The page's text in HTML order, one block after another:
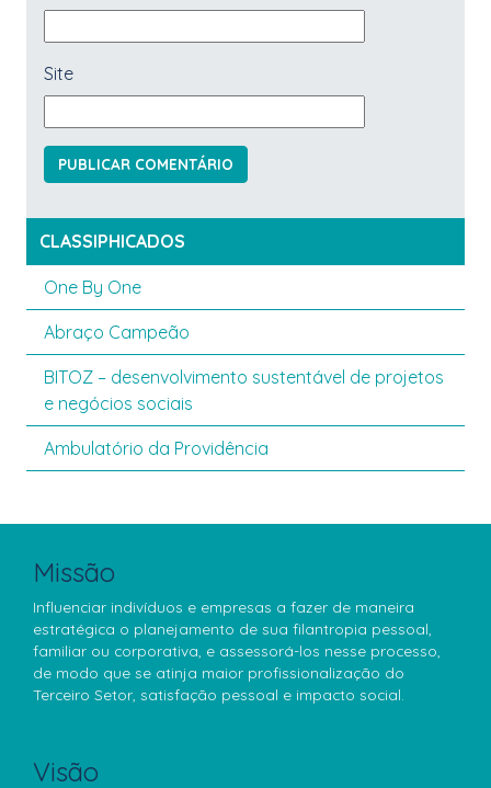
Site
CLASSIPHICADOS
One By One
Abraço Campeão
BITOZ – desenvolvimento sustentável de projetos
e negócios sociais
Ambulatório da Providência
Missão
Influenciar indivíduos e empresas a fazer de maneira
estratégica o planejamento de sua filantropia pessoal,
familiar ou corporativa, e assessorá-los nesse processo,
de modo que se atinja maior profissionalização do
Terceiro Setor, satisfação pessoal e impacto social.
Visão